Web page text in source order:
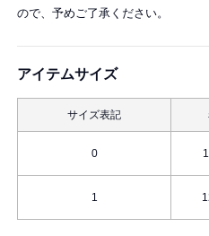
ので、予めご了承ください。
アイテムサイズ
サイズ表記
0
1